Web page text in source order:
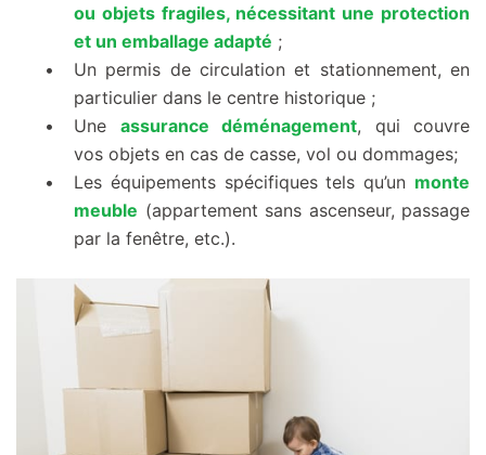
ou objets fragiles, nécessitant une protection
et un emballage adapté ;
Un permis de circulation et stationnement, en
particulier dans le centre historique ;
Une assurance déménagement, qui couvre
vos objets en cas de casse, vol ou dommages;
Les équipements spécifiques tels qu’un monte
meuble (appartement sans ascenseur, passage
par la fenêtre, etc.).